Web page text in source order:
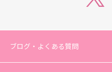
ブログ・よくある質問